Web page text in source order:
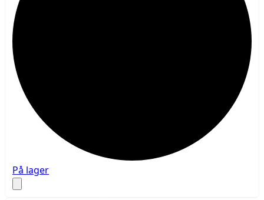
På lager